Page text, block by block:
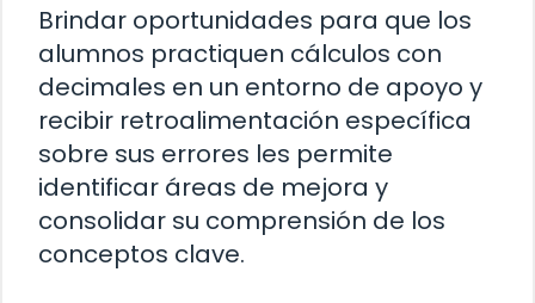
Brindar oportunidades para que los
alumnos practiquen cálculos con
decimales en un entorno de apoyo y
recibir retroalimentación específica
sobre sus errores les permite
identificar áreas de mejora y
consolidar su comprensión de los
conceptos clave.